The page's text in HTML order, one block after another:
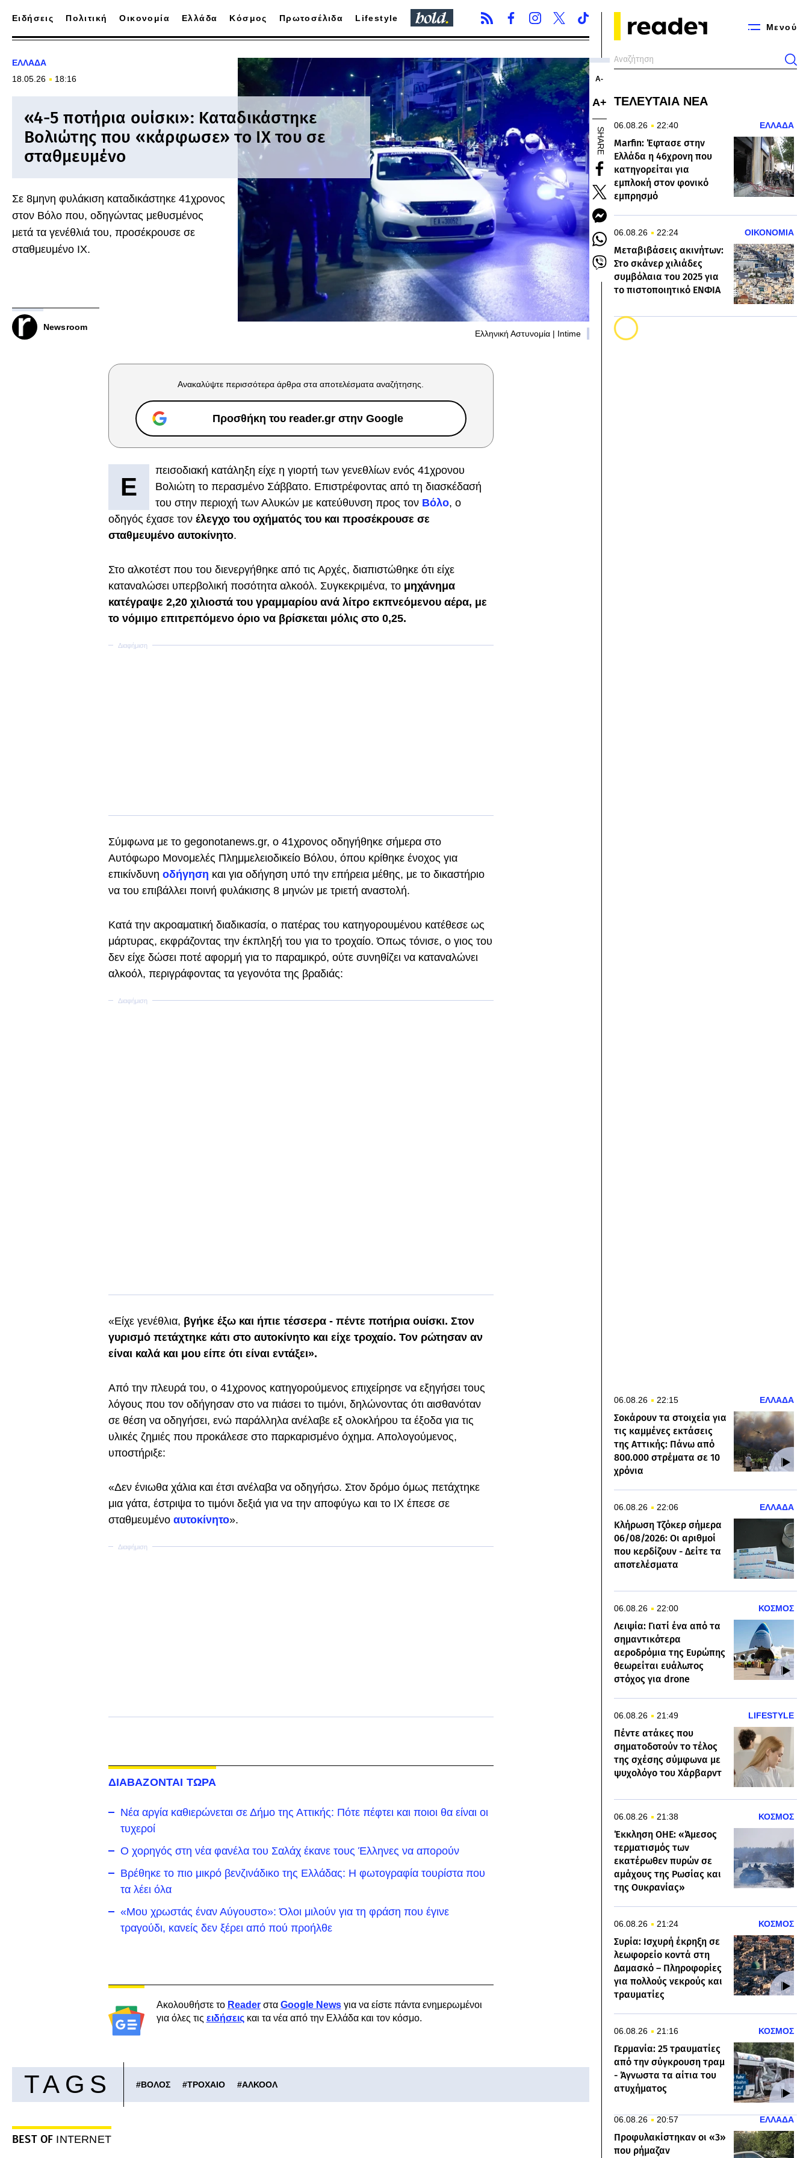
Μενού
Ειδήσεις Πολιτική Οικονομία Ελλάδα Κόσμος Πρωτοσέλιδα Lifestyle
ΕΛΛΑΔΑ
18.05.26
18:16
«4-5 ποτήρια ουίσκι»: Καταδικάστηκε
Βολιώτης που «κάρφωσε» το ΙΧ του σε
σταθμευμένο
Σε 8μηνη φυλάκιση καταδικάστηκε 41χρονος
στον Βόλο που, οδηγώντας μεθυσμένος
μετά τα γενέθλιά του, προσέκρουσε σε
σταθμευμένο ΙΧ.
Newsroom
Ελληνική Αστυνομία | Intime
Α-
Α+
SHARE
Ανακαλύψτε περισσότερα άρθρα στα αποτελέσματα αναζήτησης.
Προσθήκη του reader.gr στην Google
Ε
πεισοδιακή κατάληξη είχε η γιορτή των γενεθλίων ενός 41χρονου
Βολιώτη το περασμένο Σάββατο. Επιστρέφοντας από τη διασκέδασή
του στην περιοχή των Αλυκών με κατεύθυνση προς τον Βόλο, ο
οδηγός έχασε τον έλεγχο του οχήματός του και προσέκρουσε σε
σταθμευμένο αυτοκίνητο.
Στο αλκοτέστ που του διενεργήθηκε από τις Αρχές, διαπιστώθηκε ότι είχε
καταναλώσει υπερβολική ποσότητα αλκοόλ. Συγκεκριμένα, το μηχάνημα
κατέγραψε 2,20 χιλιοστά του γραμμαρίου ανά λίτρο εκπνεόμενου αέρα, με
το νόμιμο επιτρεπόμενο όριο να βρίσκεται μόλις στο 0,25.
Σύμφωνα με το gegonotanews.gr, o 41χρονος οδηγήθηκε σήμερα στο
Αυτόφωρο Μονομελές Πλημμελειοδικείο Βόλου, όπου κρίθηκε ένοχος για
επικίνδυνη οδήγηση και για οδήγηση υπό την επήρεια μέθης, με το δικαστήριο
να του επιβάλλει ποινή φυλάκισης 8 μηνών με τριετή αναστολή.
Κατά την ακροαματική διαδικασία, ο πατέρας του κατηγορουμένου κατέθεσε ως
μάρτυρας, εκφράζοντας την έκπληξή του για το τροχαίο. Όπως τόνισε, ο γιος του
δεν είχε δώσει ποτέ αφορμή για το παραμικρό, ούτε συνηθίζει να καταναλώνει
αλκοόλ, περιγράφοντας τα γεγονότα της βραδιάς:
«Είχε γενέθλια, βγήκε έξω και ήπιε τέσσερα - πέντε ποτήρια ουίσκι. Στον
γυρισμό πετάχτηκε κάτι στο αυτοκίνητο και είχε τροχαίο. Τον ρώτησαν αν
είναι καλά και μου είπε ότι είναι εντάξει».
Από την πλευρά του, ο 41χρονος κατηγορούμενος επιχείρησε να εξηγήσει τους
λόγους που τον οδήγησαν στο να πιάσει το τιμόνι, δηλώνοντας ότι αισθανόταν
σε θέση να οδηγήσει, ενώ παράλληλα ανέλαβε εξ ολοκλήρου τα έξοδα για τις
υλικές ζημιές που προκάλεσε στο παρκαρισμένο όχημα. Απολογούμενος,
υποστήριξε:
«Δεν ένιωθα χάλια και έτσι ανέλαβα να οδηγήσω. Στον δρόμο όμως πετάχτηκε
μια γάτα, έστριψα το τιμόνι δεξιά για να την αποφύγω και το ΙΧ έπεσε σε
σταθμευμένο αυτοκίνητο».
ΔΙΑΒΑΖΟΝΤΑΙ ΤΩΡΑ
Νέα αργία καθιερώνεται σε Δήμο της Αττικής: Πότε πέφτει και ποιοι θα είναι οι
τυχεροί
Ο χορηγός στη νέα φανέλα του Σαλάχ έκανε τους Έλληνες να απορούν
Βρέθηκε το πιο μικρό βενζινάδικο της Ελλάδας: Η φωτογραφία τουρίστα που
τα λέει όλα
«Μου χρωστάς έναν Αύγουστο»: Όλοι μιλούν για τη φράση που έγινε
τραγούδι, κανείς δεν ξέρει από πού προήλθε
Ακολουθήστε το Readerστα Google Newsγια να είστε πάντα ενημερωμένοι
για όλες τις ειδήσειςκαι τα νέα από την Ελλάδα και τον κόσμο.
TAGS #ΒΟΛΟΣ #ΤΡΟΧΑΙΟ #ΑΛΚΟΟΛ
BEST OF INTERNET
ΤΕΛΕΥΤΑΙΑ ΝΕΑ
06.08.26 22:40 ΕΛΛΑΔΑ
Marfin: Έφτασε στην
Ελλάδα η 46χρονη που
κατηγορείται για
εμπλοκή στον φονικό
εμπρησμό
06.08.26 22:24 ΟΙΚΟΝΟΜΙΑ
Μεταβιβάσεις ακινήτων:
Στο σκάνερ χιλιάδες
συμβόλαια του 2025 για
το πιστοποιητικό ΕΝΦΙΑ
06.08.26 22:15 ΕΛΛΑΔΑ
Σοκάρουν τα στοιχεία για
τις καμμένες εκτάσεις
της Αττικής: Πάνω από
800.000 στρέματα σε 10
χρόνια
06.08.26 22:06 ΕΛΛΑΔΑ
Κλήρωση Τζόκερ σήμερα
06/08/2026: Οι αριθμοί
που κερδίζουν - Δείτε τα
αποτελέσματα
06.08.26 22:00 ΚΟΣΜΟΣ
Λειψία: Γιατί ένα από τα
σημαντικότερα
αεροδρόμια της Ευρώπης
θεωρείται ευάλωτος
στόχος για drone
06.08.26 21:49 LIFESTYLE
Πέντε ατάκες που
σηματοδοτούν το τέλος
της σχέσης σύμφωνα με
ψυχολόγο του Χάρβαρντ
06.08.26 21:38 ΚΟΣΜΟΣ
Έκκληση ΟΗΕ: «Άμεσος
τερματισμός των
εκατέρωθεν πυρών σε
αμάχους της Ρωσίας και
της Ουκρανίας»
06.08.26 21:24 ΚΟΣΜΟΣ
Συρία: Ισχυρή έκρηξη σε
λεωφορείο κοντά στη
Δαμασκό – Πληροφορίες
για πολλούς νεκρούς και
τραυματίες
06.08.26 21:16 ΚΟΣΜΟΣ
Γερμανία: 25 τραυματίες
από την σύγκρουση τραμ
- Άγνωστα τα αίτια του
ατυχήματος
06.08.26 20:57 ΕΛΛΑΔΑ
Προφυλακίστηκαν οι «3»
που ρήμαζαν